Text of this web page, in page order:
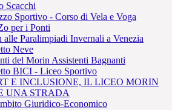
Scacchi
Sportivo - Corso di Vela e Voga
per i Ponti
alle Paralimpiadi Invernali a Venezia
Neve
del Morin Assistenti Bagnanti
BICI - Liceo Sportivo
E INCLUSIONE, IL LICEO MORIN
UNA STRADA
Giuridico-Economico